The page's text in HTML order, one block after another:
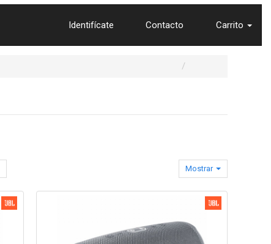
Identifícate Contacto Carrito
Mostrar